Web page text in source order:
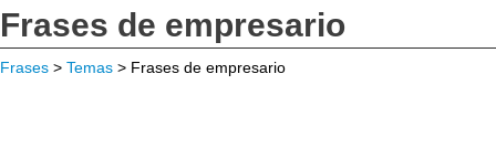
Frases de empresario
Frases > Temas > Frases de empresario